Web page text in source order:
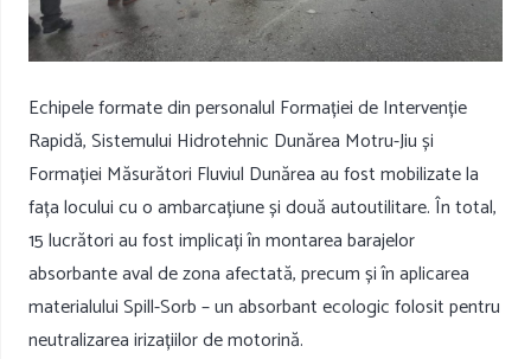
Echipele formate din personalul Formației de Intervenție
Rapidă, Sistemului Hidrotehnic Dunărea Motru-Jiu și
Formației Măsurători Fluviul Dunărea au fost mobilizate la
fața locului cu o ambarcațiune și două autoutilitare. În total,
15 lucrători au fost implicați în montarea barajelor
absorbante aval de zona afectată, precum și în aplicarea
materialului Spill-Sorb – un absorbant ecologic folosit pentru
neutralizarea irizațiilor de motorină.